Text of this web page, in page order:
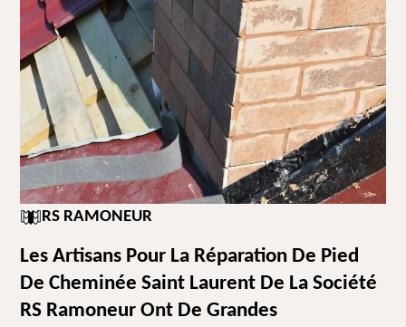
RS RAMONEUR
Les Artisans Pour La Réparation De Pied
De Cheminée Saint Laurent De La Société
RS Ramoneur Ont De Grandes